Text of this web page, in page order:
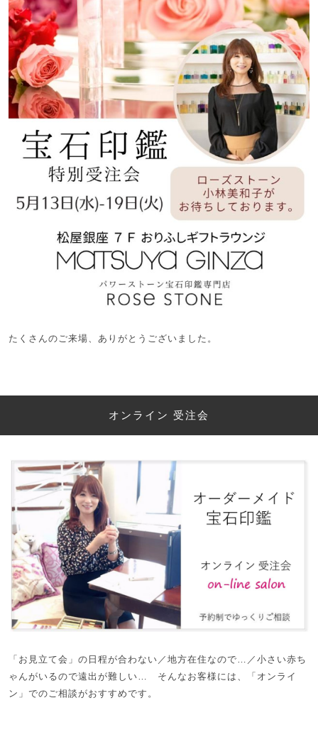
たくさんのご来場、ありがとうございました。
オンライン 受注会
「お見立て会」の日程が合わない／地方在住なので…／小さい赤ち
ゃんがいるので遠出が難しい… そんなお客様には、「オンライ
ン」でのご相談がおすすめです。